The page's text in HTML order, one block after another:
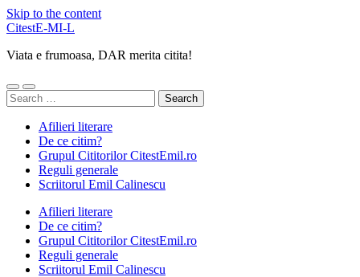
Skip to the content
CitestE-MI-L
Viata e frumoasa, DAR merita citita!
Toggle
mobile
Toggle
search
Search
for:
Afilieri literare
De ce citim?
Grupul Cititorilor CitestEmil.ro
Reguli generale
Scriitorul Emil Calinescu
Afilieri literare
De ce citim?
Grupul Cititorilor CitestEmil.ro
Reguli generale
Scriitorul Emil Calinescu